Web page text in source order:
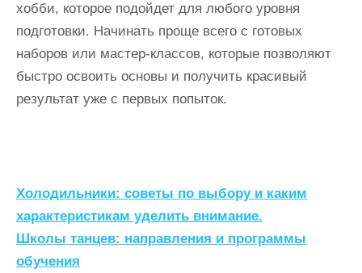
хобби, которое подойдет для любого уровня
подготовки. Начинать проще всего с готовых
наборов или мастер-классов, которые позволяют
быстро освоить основы и получить красивый
результат уже с первых попыток.
Н
а
в
Холодильники: советы по выбору и каким
характеристикам уделить внимание.
Школы танцев: направления и программы
обучения